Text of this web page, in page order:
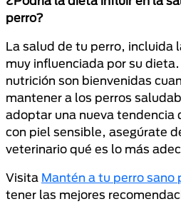
perro?
La salud de tu perro, incluida
muy influenciada por su
nutrición son bienvenidas
mantener a los perros
adoptar una nueva tendencia
con piel sensible, asegúrate
veterinario qué es lo más
Visita Mantén a tu perro sano
tener las mejores